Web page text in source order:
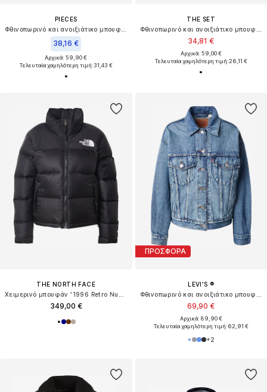
PIECES
38,16 €
Αρχικά: 59,90 €
Τελευταία χαμηλότερη τιμή:31,43 €
THE SET
34,81 €
Αρχικά: 59,00 €
Τελευταία χαμηλότερη τιμή:26,11 €
THE NORTH FACE
349,00 €
ΠΡΟΣΦΟΡΑ
LEVI'S ®
69,90 €
Αρχικά: 89,90 €
Τελευταία χαμηλότερη τιμή:62,91 €
+2